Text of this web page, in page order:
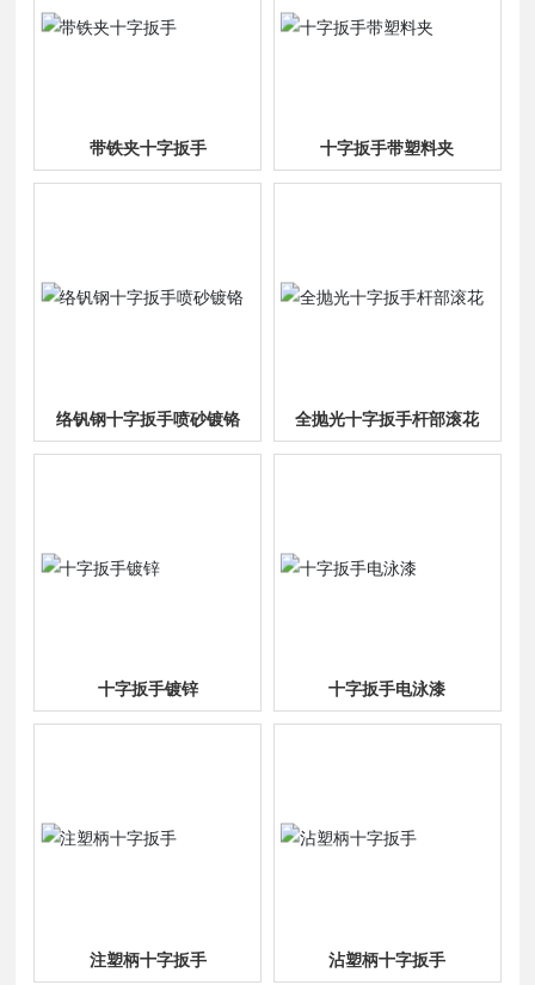
带铁夹十字扳手 十字扳手带塑料夹
络钒钢十字扳手喷砂镀铬 全抛光十字扳手杆部滚花
十字扳手镀锌 十字扳手电泳漆
注塑柄十字扳手 沾塑柄十字扳手